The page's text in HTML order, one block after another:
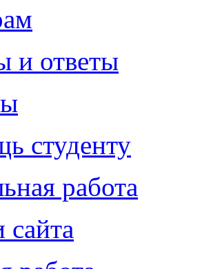
и ответы
студенту
работа
сайта